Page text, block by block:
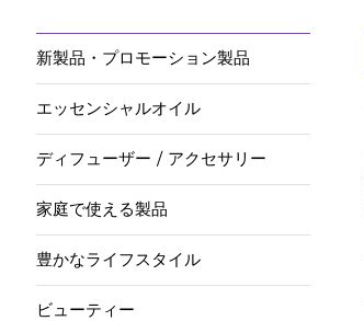
新製品・プロモーション製品
エッセンシャルオイル
ディフューザー / アクセサリー
家庭で使える製品
豊かなライフスタイル
ビューティー